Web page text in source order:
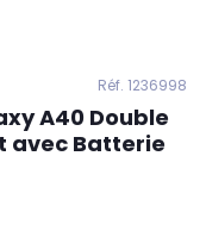
Réf. 1236998
A40 Double
avec Batterie